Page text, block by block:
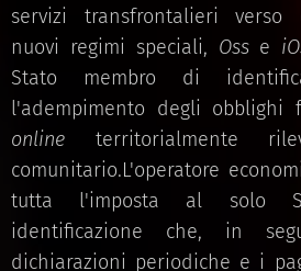
servizi transfrontalieri verso
nuovi regimi speciali, Osse
Stato membro di
l'adempimento degli obblighi
online territorialmente
comunitario.L'operatore
tutta l'imposta al solo
identificazione che, in
dichiarazioni periodiche e i